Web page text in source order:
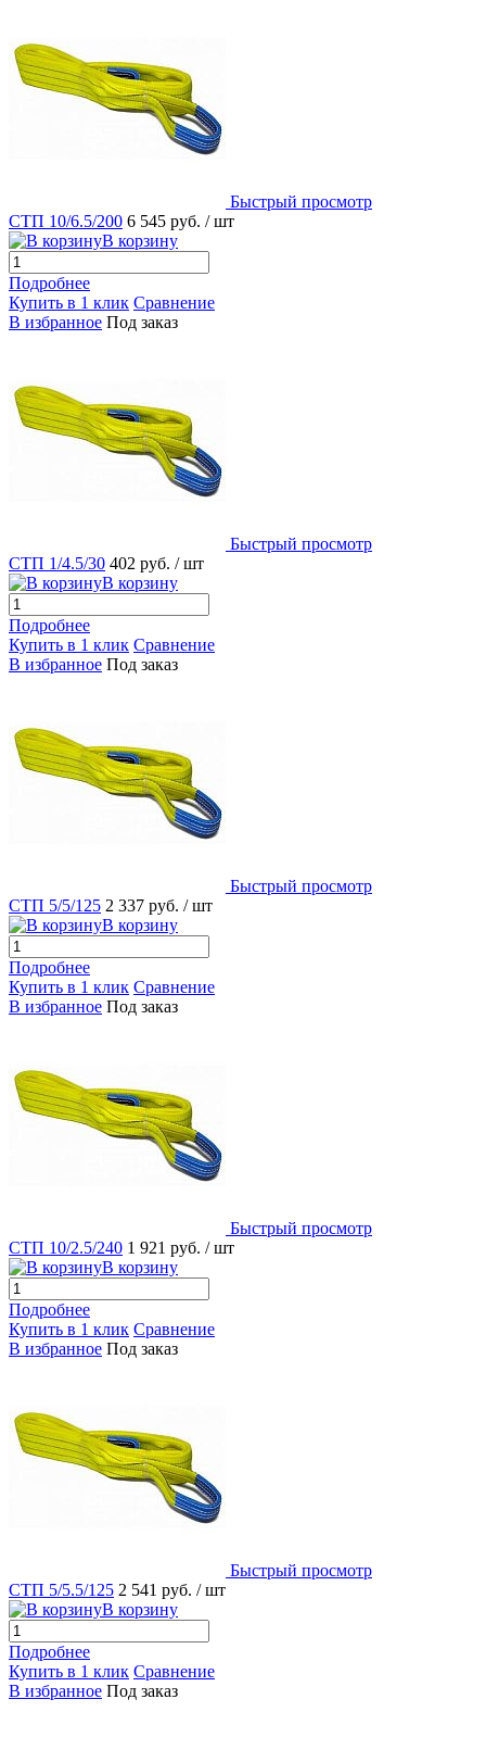
Быстрый просмотр
СТП 10/6.5/200 6 545 руб. / шт
В корзину
Подробнее
Купить в 1 клик Сравнение
В избранное Под заказ
Быстрый просмотр
СТП 1/4.5/30 402 руб. / шт
В корзину
Подробнее
Купить в 1 клик Сравнение
В избранное Под заказ
Быстрый просмотр
СТП 5/5/125 2 337 руб. / шт
В корзину
Подробнее
Купить в 1 клик Сравнение
В избранное Под заказ
Быстрый просмотр
СТП 10/2.5/240 1 921 руб. / шт
В корзину
Подробнее
Купить в 1 клик Сравнение
В избранное Под заказ
Быстрый просмотр
СТП 5/5.5/125 2 541 руб. / шт
В корзину
Подробнее
Купить в 1 клик Сравнение
В избранное Под заказ